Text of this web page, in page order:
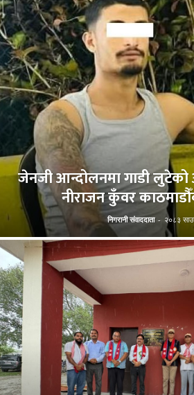
जेनजी आन्दोलनमा गाडी लुटेको
नीराजन कुँवर
निगरानी संवाददाता - २०८३